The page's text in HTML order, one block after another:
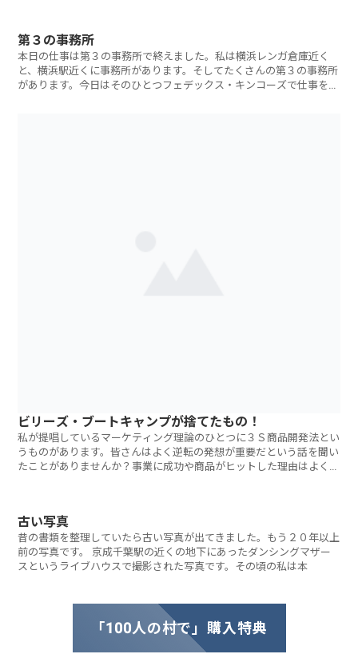
第３の事務所
本日の仕事は第３の事務所で終えました。私は横浜レンガ倉庫近く
と、横浜駅近くに事務所があります。そしてたくさんの第３の事務所
があります。今日はそのひとつフェデックス・キンコーズで仕事をし
ビリーズ・ブートキャンプが捨てたもの！
私が提唱しているマーケティング理論のひとつに３Ｓ商品開発法とい
うものがあります。皆さんはよく逆転の発想が重要だという話を聞い
たことがありませんか？事業に成功や商品がヒットした理由はよくこ
古い写真
昔の書類を整理していたら古い写真が出てきました。もう２０年以上
前の写真です。 京成千葉駅の近くの地下にあったダンシングマザー
スというライブハウスで撮影された写真です。その頃の私は本
「100人の村で」購入特典